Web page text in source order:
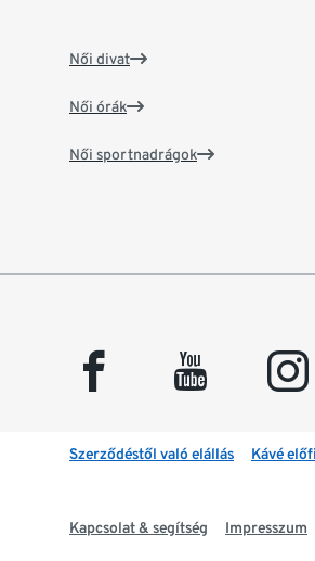
Női divat
Női órák
Női sportnadrágok
facebook youtube instagram
Szerződéstől való elállás Kávé
Kapcsolat & segítség Impresszum